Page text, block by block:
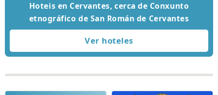
Hoteis en Cervantes, cerca de Conxunto
etnográfico de San Román de Cervantes